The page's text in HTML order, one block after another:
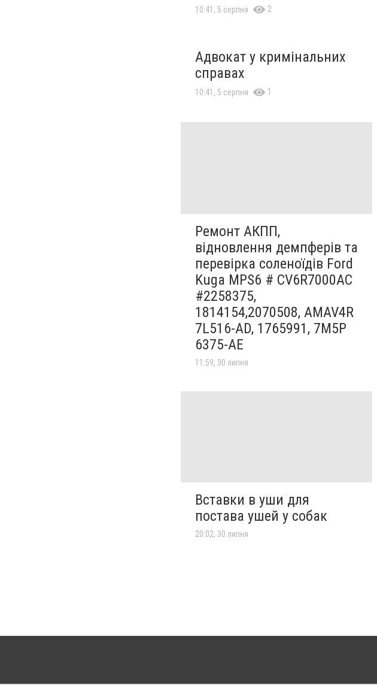
10:41, 5 серпня 2
Адвокат у кримінальних
справах
10:41, 5 серпня 1
Ремонт АКПП,
відновлення демпферів та
перевірка соленоїдів Ford
Kuga MPS6 # CV6R7000AC
#2258375,
1814154,2070508, AMAV4R
7L516-AD, 1765991, 7M5P
6375-AE
11:59, 30 липня
Вставки в уши для
постава ушей у собак
20:02, 30 липня